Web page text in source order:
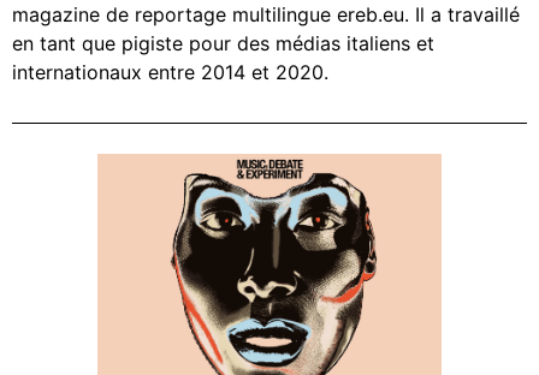
magazine de reportage multilingue ereb.eu. Il a travaillé
en tant que pigiste pour des médias italiens et
internationaux entre 2014 et 2020.